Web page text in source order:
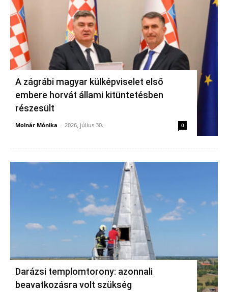
A zágrábi magyar külképviselet első
embere horvát állami kitüntetésben
részesült
Molnár Mónika - 2026, július 30. 0
Darázsi templomtorony: azonnali
beavatkozásra volt szükség